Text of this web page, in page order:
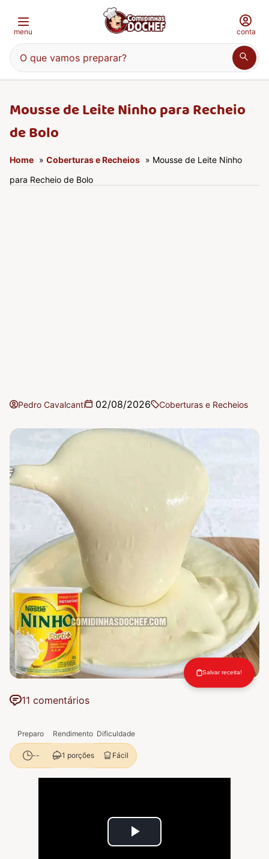
menu
O que vamos preparar?
conta
Mousse de Leite Ninho para Recheio
de Bolo
Home » Coberturas e Recheios » Mousse de Leite Ninho
para Recheio de Bolo
Pedro Cavalcanti 02/08/2026 Coberturas e Recheios
11 comentários
Salvar receita!
Preparo Rendimento Dificuldade
-- 1 porções Fácil
Play